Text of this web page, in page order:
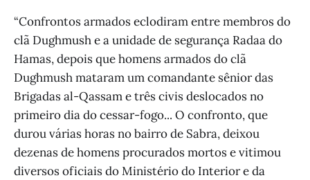
“Confrontos armados eclodiram entre membros do
clã Dughmush e a unidade de segurança Radaa do
Hamas, depois que homens armados do clã
Dughmush mataram um comandante sênior das
Brigadas al-Qassam e três civis deslocados no
primeiro dia do cessar-fogo... O confronto, que
durou várias horas no bairro de Sabra, deixou
dezenas de homens procurados mortos e vitimou
diversos oficiais do Ministério do Interior e da